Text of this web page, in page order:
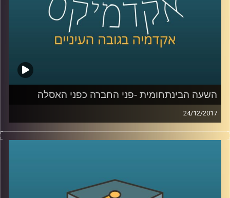
השעה הבינתחומית -פני החברה כפני האסלה
24/12/2017
כשני מיליארד בני אדם בעולם סובלים ממחסור
ציבורית, אך לפי האו"ם מאות אלפי בני אדם
משלמים בחייהם כתוצאה מהמשבר הסניטרי